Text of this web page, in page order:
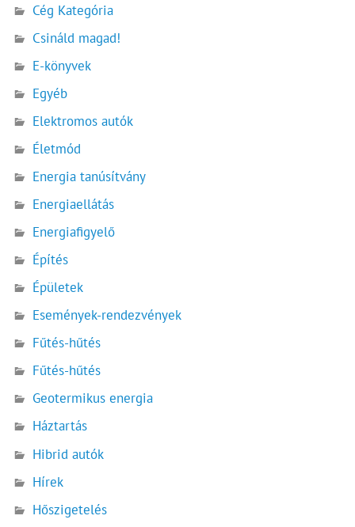
Cég Kategória
Csináld magad!
E-könyvek
Egyéb
Elektromos autók
Életmód
Energia tanúsítvány
Energiaellátás
Energiafigyelő
Építés
Épületek
Események-rendezvények
Fűtés-hűtés
Fűtés-hűtés
Geotermikus energia
Háztartás
Hibrid autók
Hírek
Hőszigetelés